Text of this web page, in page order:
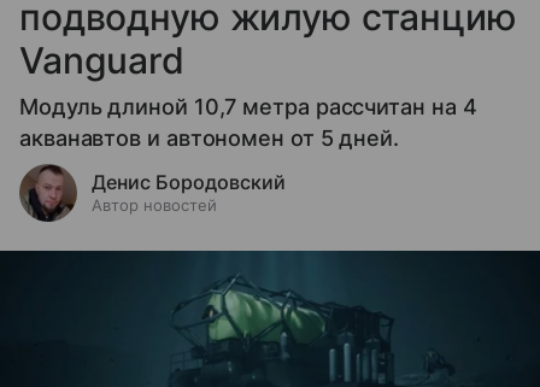
подводную жилую станцию
Vanguard
Модуль длиной 10,7 метра рассчитан на 4
акванавтов и автономен от 5 дней.
Денис Бородовский
Автор новостей